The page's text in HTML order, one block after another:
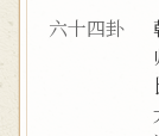
六十四卦